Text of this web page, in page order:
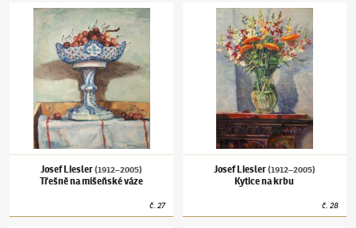
Josef Liesler(1912–2005)Třešně na míšeňské váze
Josef Liesler(1912–2005)
Třešně na míšeňské váze
č.27
Josef Liesler(1912–2005)Kytice na krbu
Josef Liesler(1912–2005)
Kytice na krbu
č.28